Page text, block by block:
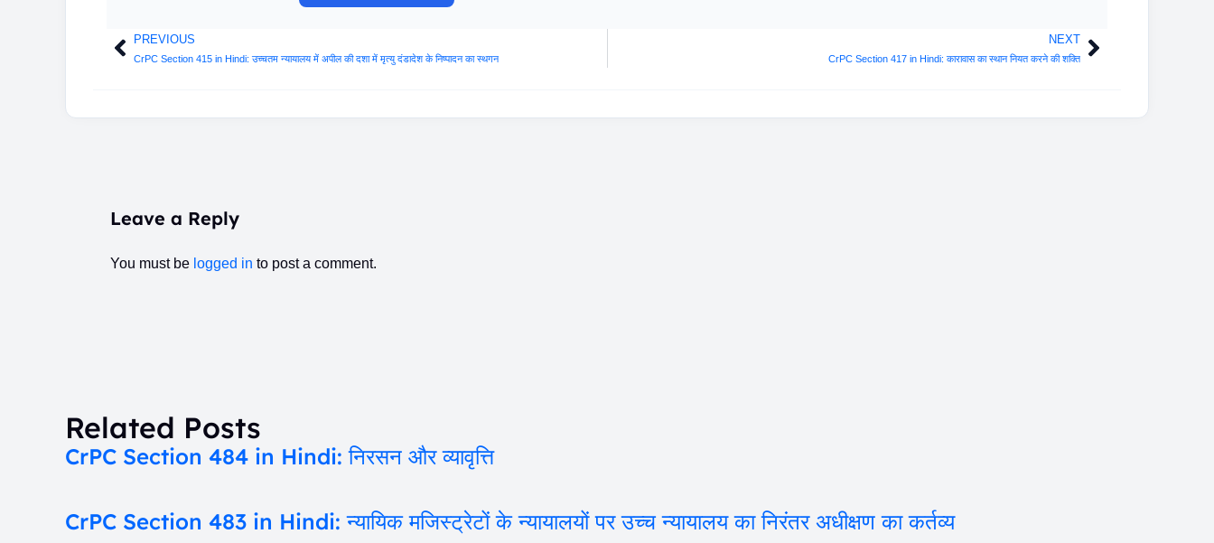
Prev
PREVIOUS
CrPC Section 415 in Hindi: उच्चतम न्यायालय में अपील की दशा में मृत्यु दंडादेश के निष्पादन का स्थगन
NEXT
CrPC Section 417 in Hindi: कारावास का स्थान नियत करने की शक्तिNext
Leave a Reply
You must be logged in to post a comment.
Related Posts
CrPC Section 484 in Hindi: निरसन और व्यावृत्ति
CrPC Section 483 in Hindi: न्यायिक मजिस्ट्रेटों के न्यायालयों पर उच्च न्यायालय का निरंतर अधीक्षण का कर्तव्य